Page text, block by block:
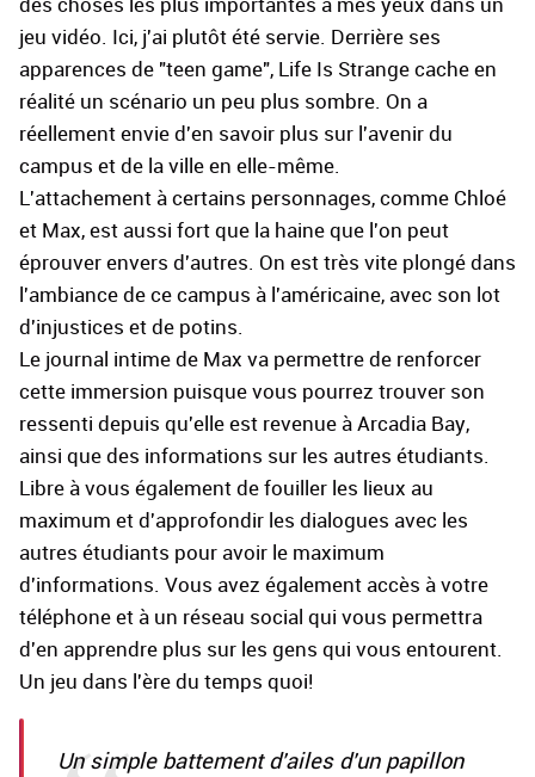
jeu vidéo. Ici, j'ai plutôt été servie. Derrière ses
apparences de "teen game", Life Is Strange cache en
réalité un scénario un peu plus sombre. On a
réellement envie d'en savoir plus sur l'avenir du
campus et de la ville en elle-même.
L'attachement à certains personnages, comme Chloé
et Max, est aussi fort que la haine que l'on peut
éprouver envers d'autres. On est très vite plongé dans
l'ambiance de ce campus à l'américaine, avec son lot
d'injustices et de potins.
Le journal intime de Max va permettre de renforcer
cette immersion puisque vous pourrez trouver son
ressenti depuis qu'elle est revenue à Arcadia Bay,
ainsi que des informations sur les autres étudiants.
Libre à vous également de fouiller les lieux au
maximum et d'approfondir les dialogues avec les
autres étudiants pour avoir le maximum
d'informations. Vous avez également accès à votre
téléphone et à un réseau social qui vous permettra
d'en apprendre plus sur les gens qui vous entourent.
Un jeu dans l'ère du temps quoi!
Un simple battement d'ailes d'un papillon